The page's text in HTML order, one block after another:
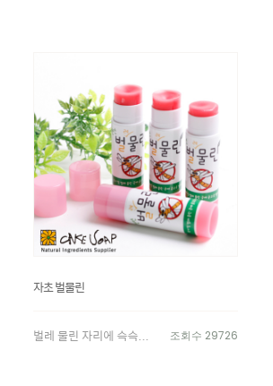
자초 벌물린
벌레 물린 자리에 슥슥... 조회수 29726